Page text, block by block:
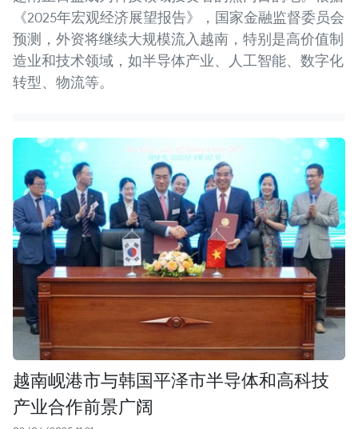
《2025年宏观经济展望报告》，国家金融监督委员会
预测，外资将继续大规模流入越南，特别是高价值制
造业和技术领域，如半导体产业、人工智能、数字化
转型、物流等。
越南岘港市与韩国平泽市半导体和高科技
产业合作前景广阔